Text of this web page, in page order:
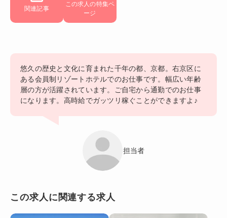
関連記事
この求人の特集ペ
ージ
悠久の歴史と文化に育まれた千年の都、京都。右京区に
ある会員制リゾートホテルでのお仕事です。幅広い年齢
層の方が活躍されています。ご自宅から通勤でのお仕事
になります。高時給でガッツリ稼ぐことができますよ♪
担当者
この求人に関連する求人